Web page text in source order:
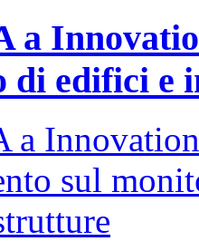
a
di edifici e